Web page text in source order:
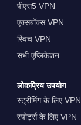
पीएस5 VPN
एक्सबॉक्स VPN
स्विच VPN
सभी एप्लिकेशन
लोकप्रिय उपयोग
स्ट्रीमिंग के लिए VPN
स्पोर्ट्स के लिए VPN